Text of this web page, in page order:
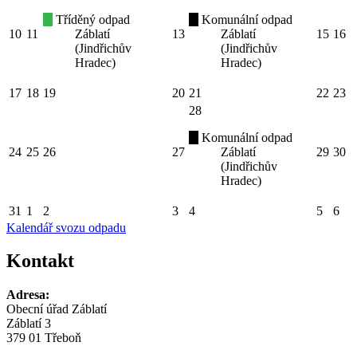
10 11
Tříděný odpad
Záblatí
(Jindřichův
Hradec)
13
Komunální odpad
Záblatí
(Jindřichův
Hradec)
15 16
17 18 19 20 21 22 23
24 25 26 27
28
Komunální odpad
Záblatí
(Jindřichův
Hradec)
29 30
31 1 2 3 4 5
6
Kalendář svozu odpadu
Kontakt
Adresa:
Obecní úřad Záblatí
Záblatí 3
379 01 Třeboň